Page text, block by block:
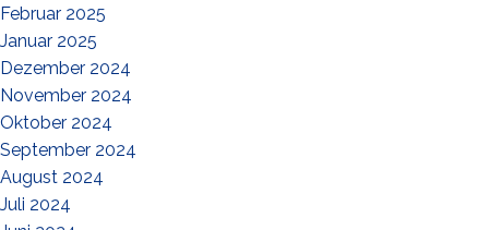
Februar 2025
Januar 2025
Dezember 2024
November 2024
Oktober 2024
September 2024
August 2024
Juli 2024